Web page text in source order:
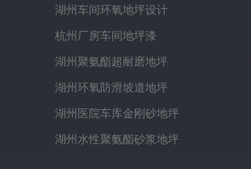
湖州车间环氧地坪设计
杭州厂房车间地坪漆
湖州聚氨酯超耐磨地坪
湖州环氧防滑坡道地坪
湖州医院车库金刚砂地坪
湖州水性聚氨酯砂浆地坪